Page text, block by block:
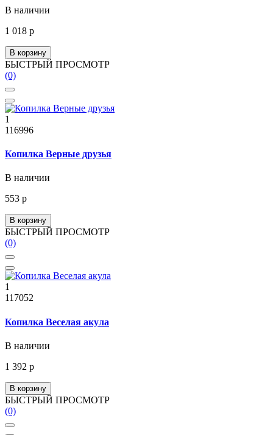
В наличии
1 018 р
В корзину
БЫСТРЫЙ ПРОСМОТР
(0)
1
116996
Копилка Верные друзья
В наличии
553 р
В корзину
БЫСТРЫЙ ПРОСМОТР
(0)
1
117052
Копилка Веселая акула
В наличии
1 392 р
В корзину
БЫСТРЫЙ ПРОСМОТР
(0)